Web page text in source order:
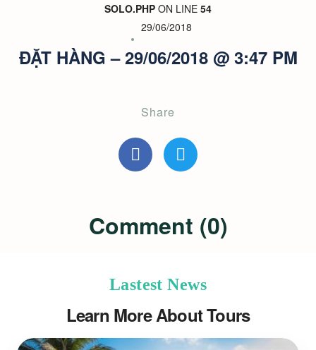
SOLO.PHP ON LINE 54
29/06/2018
ĐẶT HÀNG – 29/06/2018 @ 3:47 PM
Share
Comment (0)
Lastest News
Learn More About Tours